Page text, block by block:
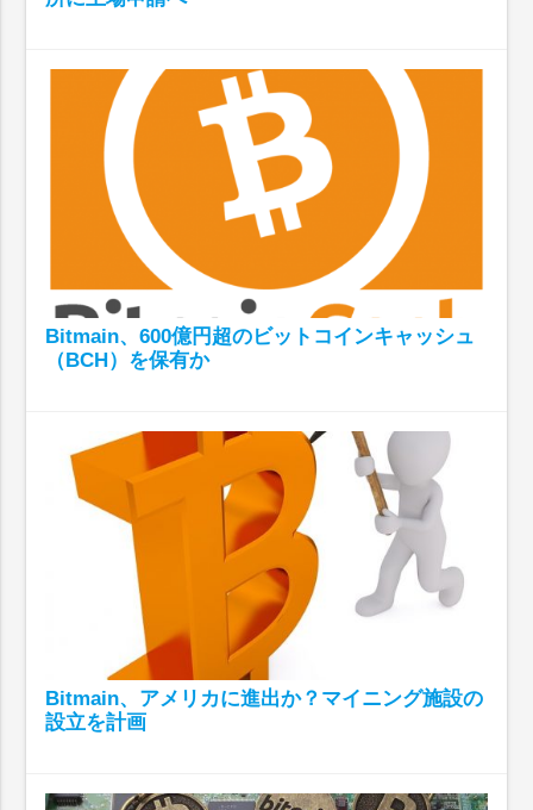
Bitmain、600億円超のビットコインキャッシュ
（BCH）を保有か
Bitmain、アメリカに進出か？マイニング施設の
設立を計画